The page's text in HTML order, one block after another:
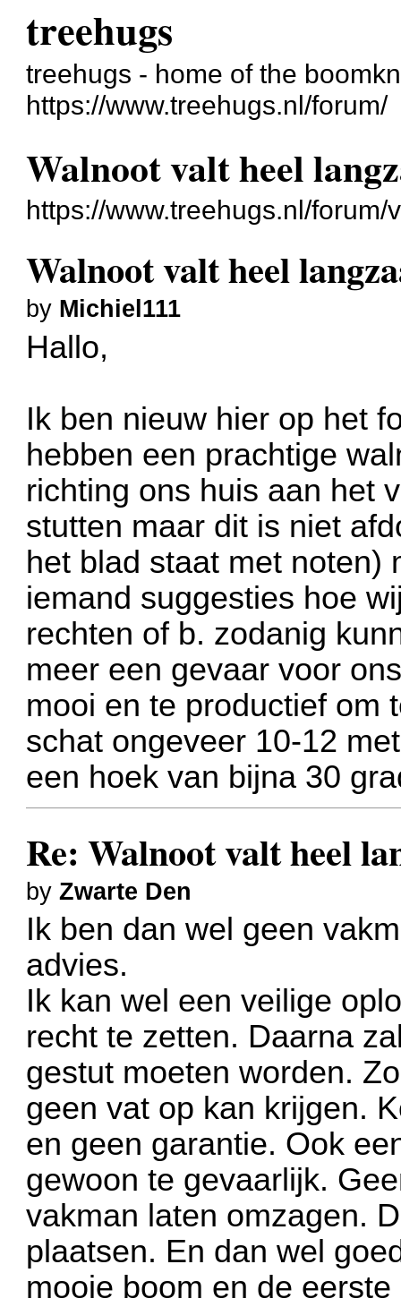
treehugs
treehugs - home of the
https://www.treehugs.nl/forum/
Walnoot valt heel
https://www.treehugs.nl/
Walnoot valt heel
by Michiel111
Hallo,
Ik ben nieuw hier op het
hebben een prachtige
richting ons huis aan het
stutten maar dit is niet
het blad staat met noten)
iemand suggesties hoe
rechten of b. zodanig
meer een gevaar voor
mooi en te productief om
schat ongeveer 10-12
een hoek van bijna 30
Re: Walnoot valt heel
byZwarte Den
Ik ben dan wel geen
advies.
Ik kan wel een veilige
recht te zetten. Daarna
gestut moeten worden.
geen vat op kan krijgen.
en geen garantie. Ook
gewoon te gevaarlijk.
vakman laten omzagen.
plaatsen. En dan wel
mooie boom en de eerste